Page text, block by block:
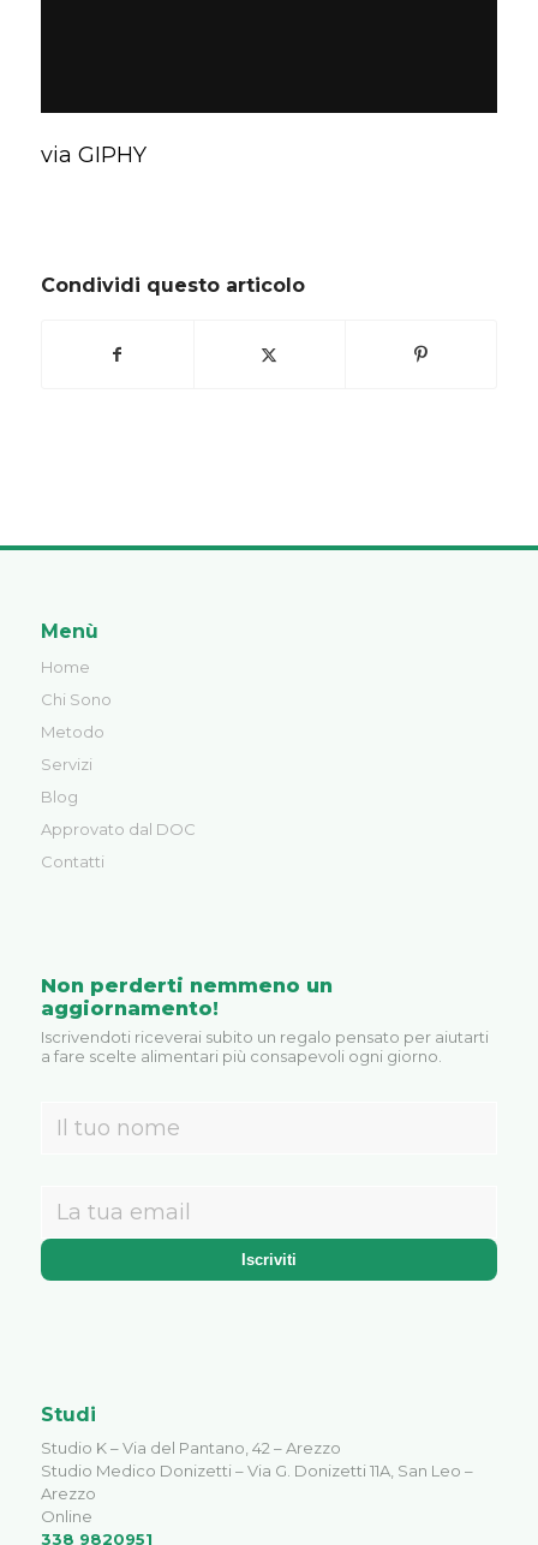
via GIPHY
Condividi questo articolo
Menù
Home
Chi Sono
Metodo
Servizi
Blog
Approvato dal DOC
Contatti
Non perderti nemmeno un
aggiornamento!
Iscrivendoti riceverai subito un regalo pensato per aiutarti
a fare scelte alimentari più consapevoli ogni giorno.
Studi
Studio K – Via del Pantano, 42 – Arezzo
Studio Medico Donizetti – Via G. Donizetti 11A, San Leo –
Arezzo
Online
338 9820951